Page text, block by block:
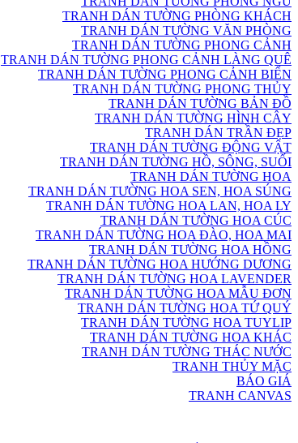
TRANH DÁN TƯỜNG PHÒNG KHÁCH
TRANH DÁN TƯỜNG VĂN PHÒNG
TRANH DÁN TƯỜNG PHONG CẢNH
TRANH DÁN TƯỜNG PHONG CẢNH LÀNG QUÊ
TRANH DÁN TƯỜNG PHONG CẢNH BIỂN
TRANH DÁN TƯỜNG PHONG THỦY
TRANH DÁN TƯỜNG BẢN ĐỒ
TRANH DÁN TƯỜNG HÌNH CÂY
TRANH DÁN TRẦN ĐẸP
TRANH DÁN TƯỜNG ĐỘNG VẬT
TRANH DÁN TƯỜNG HỒ, SÔNG, SUỐI
TRANH DÁN TƯỜNG HOA
TRANH DÁN TƯỜNG HOA SEN, HOA SÚNG
TRANH DÁN TƯỜNG HOA LAN, HOA LY
TRANH DÁN TƯỜNG HOA CÚC
TRANH DÁN TƯỜNG HOA ĐÀO, HOA MAI
TRANH DÁN TƯỜNG HOA HỒNG
TRANH DÁN TƯỜNG HOA HƯỚNG DƯƠNG
TRANH DÁN TƯỜNG HOA LAVENDER
TRANH DÁN TƯỜNG HOA MẪU ĐƠN
TRANH DÁN TƯỜNG HOA TỨ QUÝ
TRANH DÁN TƯỜNG HOA TUYLIP
TRANH DÁN TƯỜNG HOA KHÁC
TRANH DÁN TƯỜNG THÁC NƯỚC
TRANH THỦY MẶC
BÁO GIÁ
TRANH CANVAS